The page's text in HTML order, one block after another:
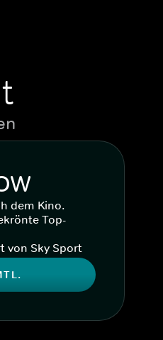
dem Kino.
Top-
von Sky Sport